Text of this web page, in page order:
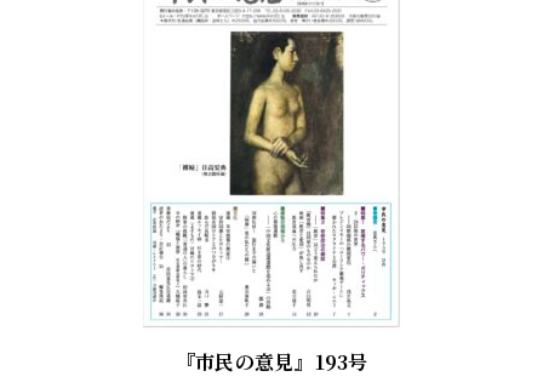
『市民の意見』193号